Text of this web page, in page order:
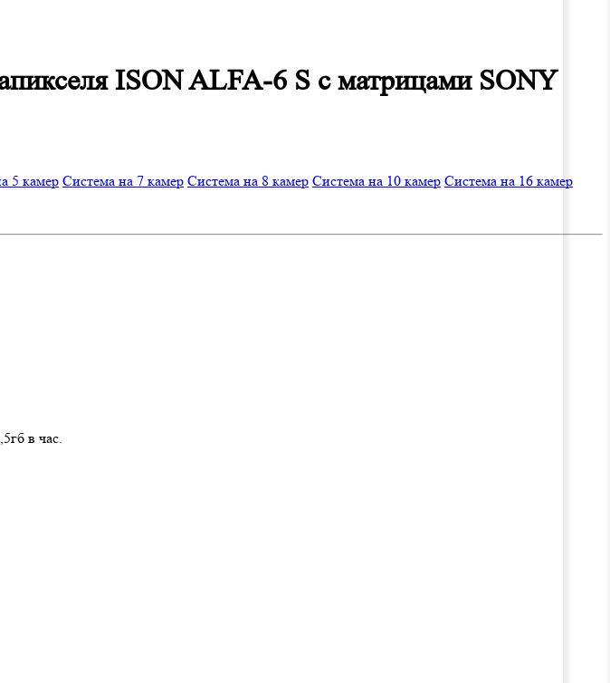
ISON ALFA-6 S с матрицами SONY
5 камер Система на 7 камер Система на 8 камер Система на 10 камер Система на 16 камер
в час.